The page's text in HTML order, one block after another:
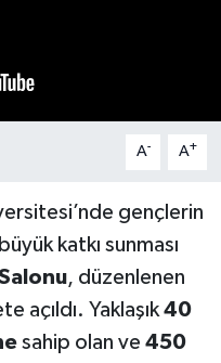
A- A+
gençlerin
katkı sunması
, düzenlenen
açıldı. Yaklaşık40
sahip olan ve 450